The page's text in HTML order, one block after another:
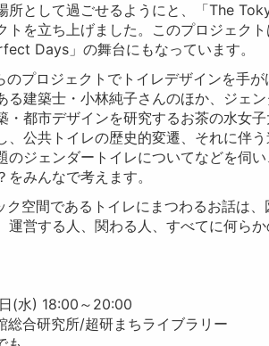
所として過ごせるようにと、「The
トを立ち上げました。このプロジェク
Days 」の舞台にもなっています。
のプロジェクトでトイレデザインを手
る建築士・小林純子さんのほか、ジェ
・都市デザインを研究するお茶の水女
、公共トイレの歴史的変遷、それに伴
のジェンダートイレについてなどを伺
をみんなで考えます。
ク空間であるトイレにまつわるお話は
運営する人、関わる人、すべてに何ら
日(水) 18:00 ～ 20:00
総合研究所/超研まちライブラリー